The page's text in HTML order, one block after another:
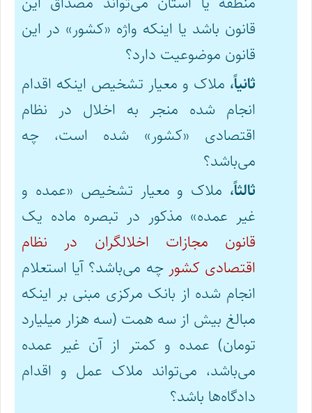
قانون باشد یا اینکه واژه «کشور» در این
قانون موضوعیت دارد؟
ثانیاً، ملاک و معیار تشخیص اینکه اقدام
انجام شده منجر به اخلال در نظام
اقتصادی «کشور» شده است، چه
می‌باشد؟
ثالثاً، ملاک و معیار تشخیص «عمده و
غیر عمده» مذکور در تبصره ماده یک
قانون مجازات اخلالگران در نظام
اقتصادی کشور چه می‌باشد؟ آیا استعلام
انجام شده از بانک مرکزی مبنی بر اینکه
مبالغ بیش از سه همت (سه هزار میلیارد
تومان) عمده و کمتر از آن غیر عمده
می‌باشد، می‌تواند ملاک عمل و اقدام
دادگاه‌ها باشد؟